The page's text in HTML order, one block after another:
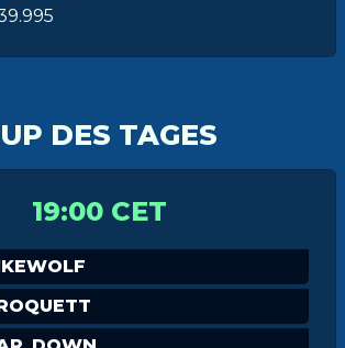
DES TAGES
19:00 CET